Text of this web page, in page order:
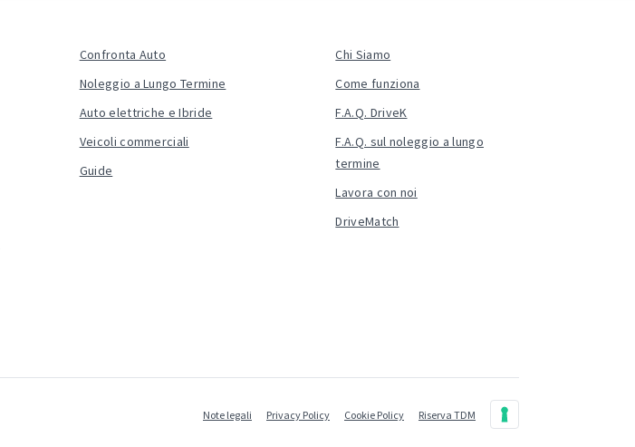
Confronta Auto
Noleggio a Lungo Termine
Auto elettriche e Ibride
Veicoli commerciali
Guide
Chi Siamo
Come funziona
F.A.Q. DriveK
F.A.Q. sul noleggio a lungo
termine
Lavora con noi
DriveMatch
Note legali Privacy Policy Cookie Policy Riserva TDM